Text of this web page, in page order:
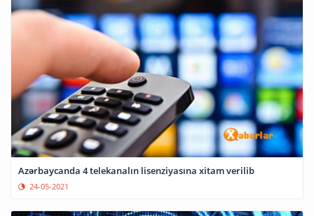
Azərbaycanda 4 telekanalın lisenziyasına xitam verilib
24-05-2021